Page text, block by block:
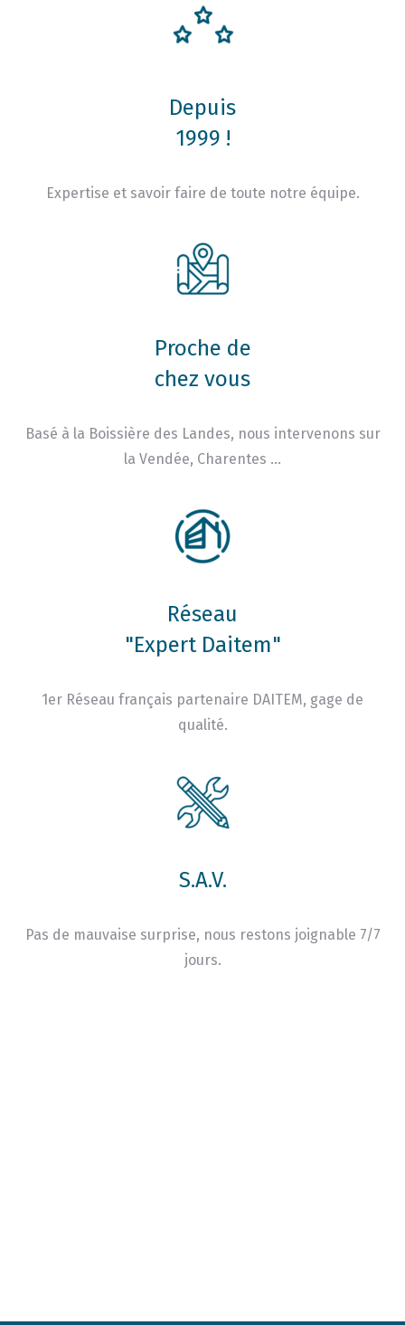
Depuis
1999 !
Expertise et savoir faire de toute notre équipe.
Proche de
chez vous
Basé à la Boissière des Landes, nous intervenons sur
la Vendée, Charentes …
Réseau
"Expert Daitem"
1er Réseau français partenaire DAITEM, gage de
qualité.
S.A.V.
Pas de mauvaise surprise, nous restons joignable 7/7
jours.